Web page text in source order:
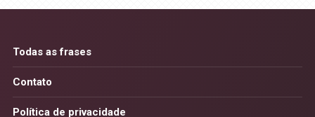
Todas as frases
Contato
Política de privacidade